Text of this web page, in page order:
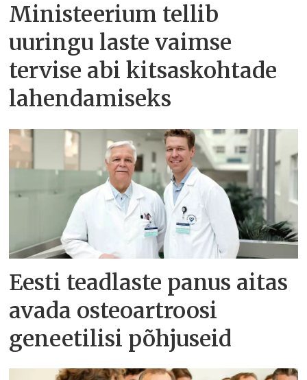
Ministeerium tellib
uuringu laste vaimse
tervise abi kitsaskohtade
lahendamiseks
Eesti teadlaste panus aitas
avada osteoartroosi
geneetilisi põhjuseid